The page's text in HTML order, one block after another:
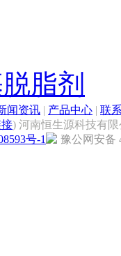
脂剂
闻资讯 | 产品中心 | 联
) 河南恒生源科技有
号-1
豫公网安备